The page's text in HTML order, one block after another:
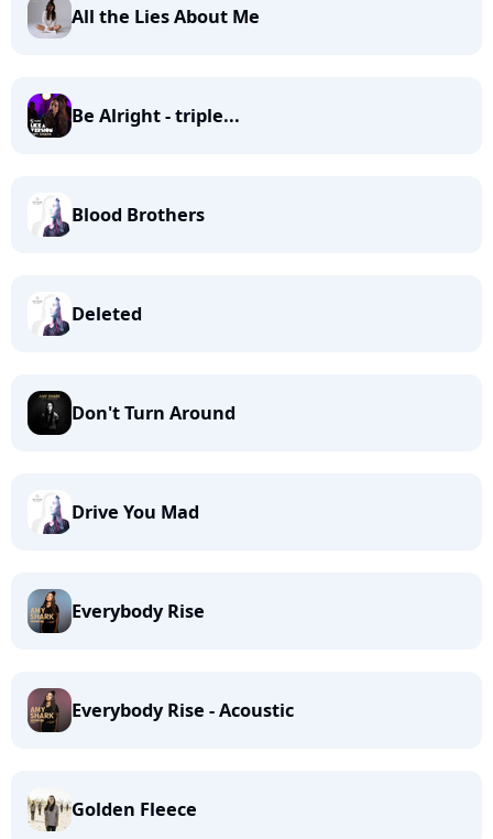
All the Lies About Me
Be Alright - triple...
Blood Brothers
Deleted
Don't Turn Around
Drive You Mad
Everybody Rise
Everybody Rise - Acoustic
Golden Fleece